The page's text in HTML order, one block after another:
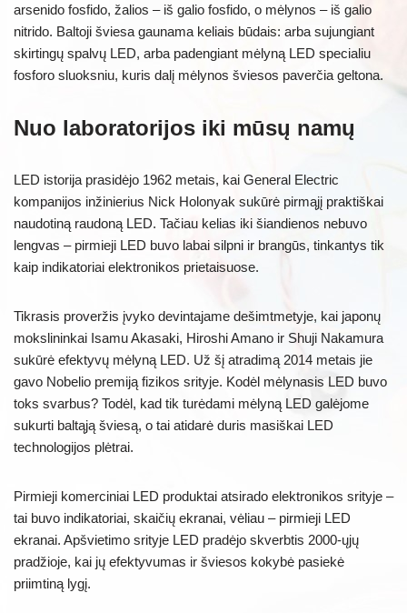
arsenido fosfido, žalios – iš galio fosfido, o mėlynos – iš galio
nitrido. Baltoji šviesa gaunama keliais būdais: arba sujungiant
skirtingų spalvų LED, arba padengiant mėlyną LED specialiu
fosforo sluoksniu, kuris dalį mėlynos šviesos paverčia geltona.
Nuo laboratorijos iki mūsų namų
LED istorija prasidėjo 1962 metais, kai General Electric
kompanijos inžinierius Nick Holonyak sukūrė pirmąjį praktiškai
naudotiną raudoną LED. Tačiau kelias iki šiandienos nebuvo
lengvas – pirmieji LED buvo labai silpni ir brangūs, tinkantys tik
kaip indikatoriai elektronikos prietaisuose.
Tikrasis proveržis įvyko devintajame dešimtmetyje, kai japonų
mokslininkai Isamu Akasaki, Hiroshi Amano ir Shuji Nakamura
sukūrė efektyvų mėlyną LED. Už šį atradimą 2014 metais jie
gavo Nobelio premiją fizikos srityje. Kodėl mėlynasis LED buvo
toks svarbus? Todėl, kad tik turėdami mėlyną LED galėjome
sukurti baltąją šviesą, o tai atidarė duris masiškai LED
technologijos plėtrai.
Pirmieji komerciniai LED produktai atsirado elektronikos srityje –
tai buvo indikatoriai, skaičių ekranai, vėliau – pirmieji LED
ekranai. Apšvietimo srityje LED pradėjo skverbtis 2000-ųjų
pradžioje, kai jų efektyvumas ir šviesos kokybė pasiekė
priimtiną lygį.